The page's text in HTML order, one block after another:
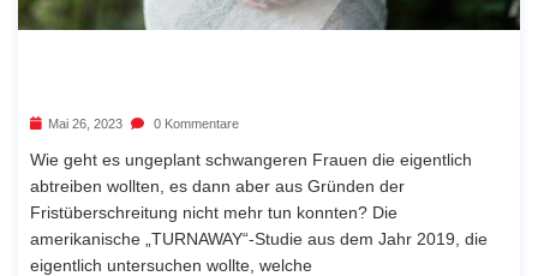
Mai 26, 2023 0 Kommentare
Wie geht es ungeplant schwangeren Frauen die eigentlich
abtreiben wollten, es dann aber aus Gründen der
Fristüberschreitung nicht mehr tun konnten? Die
amerikanische „TURNAWAY“-Studie aus dem Jahr 2019, die
eigentlich untersuchen wollte, welche